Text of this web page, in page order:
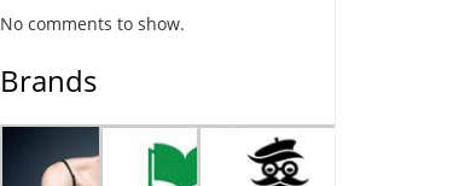
No comments to show.
Brands